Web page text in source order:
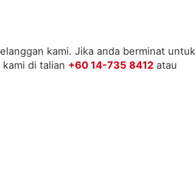
kami. Jika anda berminat untuk
di talian +60 14-735 8412 atau